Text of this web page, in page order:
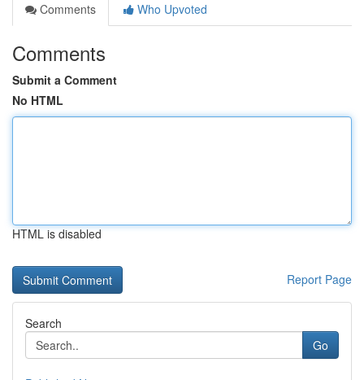
Comments
Who Upvoted
Comments
Submit a Comment
No HTML
HTML is disabled
Report Page
Search
Go